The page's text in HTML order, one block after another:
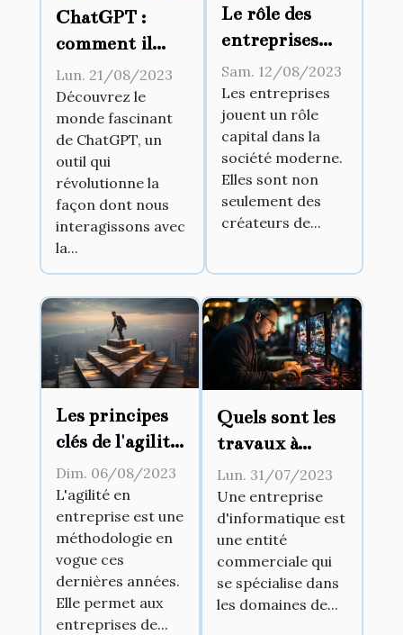
ChatGPT :
comment il
change la façon
dont nous
communiquons
avec la
technologie
Lun. 21/08/2023
Découvrez le
monde fascinant
de ChatGPT, un
outil qui
révolutionne la
façon dont nous
interagissons avec
la...
Le rôle des
entreprises
dans les
changements
sociétaux
Sam. 12/08/2023
Les entreprises
jouent un rôle
capital dans la
société moderne.
Elles sont non
seulement des
créateurs de...
Les principes
clés de l'agilité
en entreprise
Dim. 06/08/2023
L'agilité en
entreprise est une
méthodologie en
vogue ces
dernières années.
Elle permet aux
entreprises de...
Quels sont les
travaux à
confier à une
entreprise
d'informatique
?
Lun. 31/07/2023
Une entreprise
d'informatique est
une entité
commerciale qui
se spécialise dans
les domaines de...